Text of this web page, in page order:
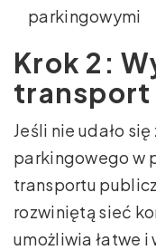
parkingowymi
Krok 2:
transport
Jeśli nie udało
parkingowego w
transportu
rozwiniętą sieć
umożliwia łatwe